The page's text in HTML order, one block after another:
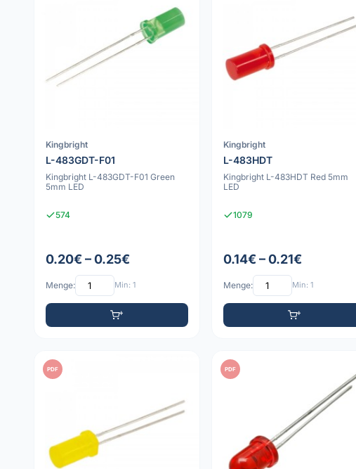
Kingbright
L-483GDT-F01
Kingbright L-483GDT-F01 Green
5mm LED
574
0.20€ – 0.25€
Menge: Min: 1
Kingbright
L-483HDT
Kingbright L-483HDT Red 5mm
LED
1079
0.14€ – 0.21€
Menge: Min: 1
PDF PDF